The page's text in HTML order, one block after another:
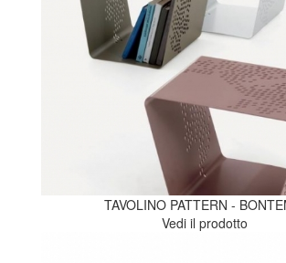
TAVOLINO PATTERN -
Vedi il prodotto